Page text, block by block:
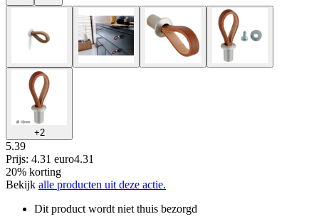
+2
5.39
Prijs: 4.31 euro4.31
20% korting
Bekijk alle producten uit deze actie.
Dit product wordt niet thuis bezorgd